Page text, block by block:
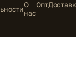
О
нас
Опт